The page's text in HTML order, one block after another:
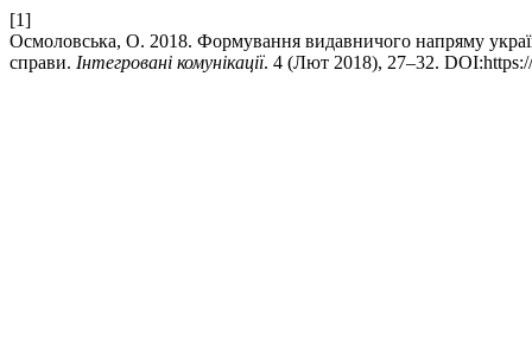
[1]
Осмоловська, О. 2018. Формування видавничого напряму
справи. Інтегровані комунікації. 4 (Лют 2018), 27–32.